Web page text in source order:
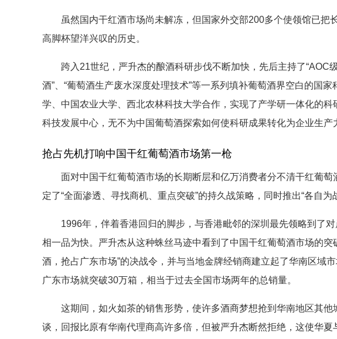
虽然国内干红酒市场尚未解冻，但国家外交部200多个使领馆已把
高脚杯望洋兴叹的历史。
跨入21世纪，严升杰的酿酒科研步伐不断加快，先后主持了“AOC
酒”、“葡萄酒生产废水深度处理技术”等一系列填补葡萄酒界空白的国
学、中国农业大学、西北农林科技大学合作，实现了产学研一体化的
科技发展中心，无不为中国葡萄酒探索如何使科研成果转化为企业生产
抢占先机打响中国干红葡萄酒市场第一枪
面对中国干红葡萄酒市场的长期断层和亿万消费者分不清干红葡萄酒
定了“全面渗透、寻找商机、重点突破”的持久战策略，同时推出“各自
1996年，伴着香港回归的脚步，与香港毗邻的深圳最先领略到了对
相一品为快。严升杰从这种蛛丝马迹中看到了中国干红葡萄酒市场的
酒，抢占广东市场”的决战令，并与当地金牌经销商建立起了华南区域
广东市场就突破30万箱，相当于过去全国市场两年的总销量。
这期间，如火如茶的销售形势，使许多酒商梦想抢到华南地区其他
谈，回报比原有华南代理商高许多倍，但被严升杰断然拒绝，这使华